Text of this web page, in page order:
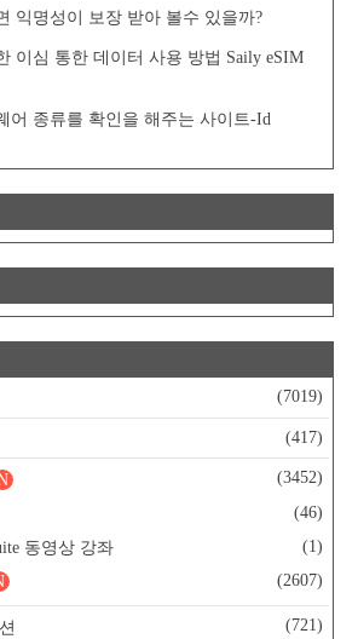
익명성이 보장 받아 볼수 있을까?
이심 통한 데이터 사용 방법 Saily eSIM
어 종류를 확인을 해주는 사이트-Id
(7019)
(417)
(3452)
(46)
동영상 강좌
(1)
(2607)
(721)